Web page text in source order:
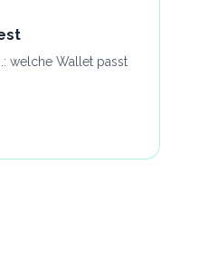
welche Wallet passt